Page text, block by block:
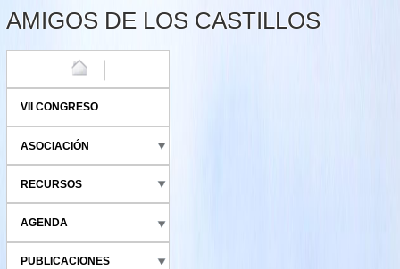
AMIGOS DE LOS CASTILLOS
VII CONGRESO
ASOCIACIÓN
RECURSOS
AGENDA
PUBLICACIONES